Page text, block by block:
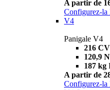
A partir de
Configurez-la
V4
Panigale V4
216 CV
120,9
187 kg
A partir de
Configurez-la